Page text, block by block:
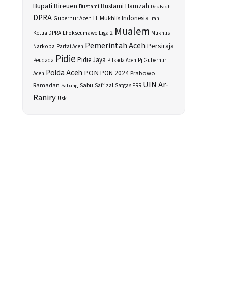
Bupati Bireuen Bustami Bustami Hamzah Dek Fadh
DPRA Gubernur Aceh H. MukhlisIndonesia Iran
Ketua DPRA Lhokseumawe Liga 2 Mualem Mukhlis
Narkoba Partai Aceh Pemerintah AcehPersiraja
Peudada Pidie Pidie Jaya Pilkada Aceh Pj Gubernur
Aceh Polda Aceh PON PON 2024Prabowo
Ramadan Sabang Sabu Safrizal Satgas PRR UIN Ar-
Raniry Usk